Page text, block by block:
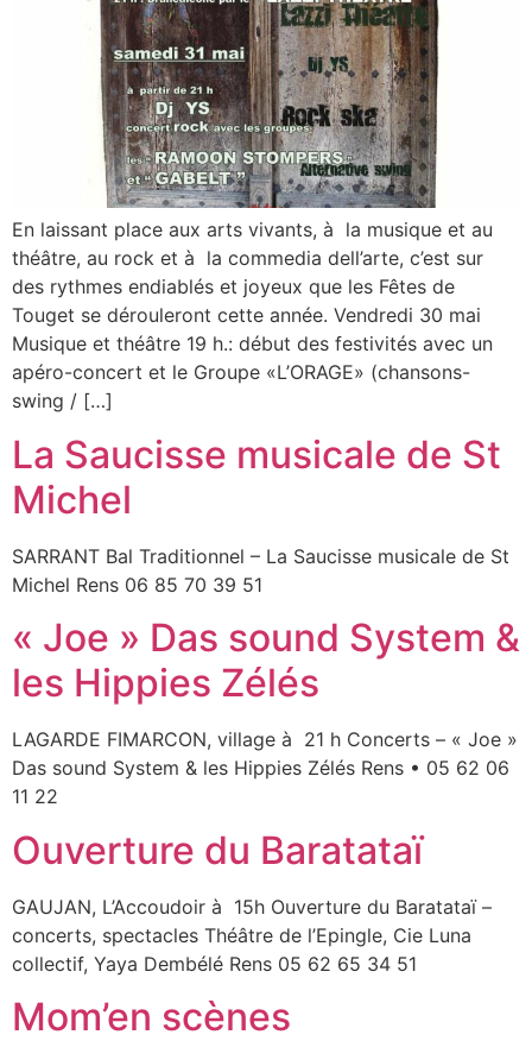
En laissant place aux arts vivants, à la musique et au
théâtre, au rock et à la commedia dell’arte, c’est sur
des rythmes endiablés et joyeux que les Fêtes de
Touget se dérouleront cette année. Vendredi 30 mai
Musique et théâtre 19 h.: début des festivités avec un
apéro-concert et le Groupe «L’ORAGE» (chansons-
swing / […]
La Saucisse musicale de St
Michel
SARRANT Bal Traditionnel – La Saucisse musicale de St
Michel Rens 06 85 70 39 51
« Joe » Das sound System &
les Hippies Zélés
LAGARDE FIMARCON, village à 21 h Concerts – « Joe »
Das sound System & les Hippies Zélés Rens • 05 62 06
11 22
Ouverture du Baratataï
GAUJAN, L’Accoudoir à 15h Ouverture du Baratataï –
concerts, spectacles Théâtre de l’Epingle, Cie Luna
collectif, Yaya Dembélé Rens 05 62 65 34 51
Mom’en scènes